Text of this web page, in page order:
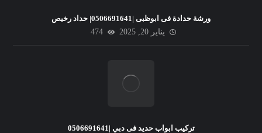
ورشة حدادة فى ابوظبى |0506691641| حداد رخيص
يناير 20, 2025
474
تركيب ابواب حديد فى دبي |0506691641